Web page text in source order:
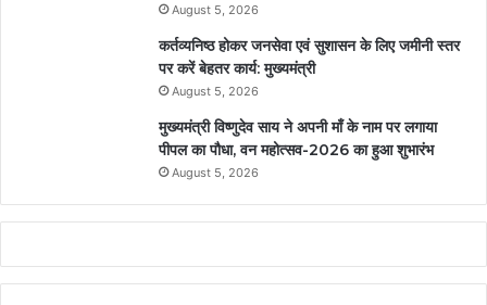
August 5, 2026
कर्तव्यनिष्ठ होकर जनसेवा एवं सुशासन के लिए जमीनी स्तर
पर करें बेहतर कार्य: मुख्यमंत्री
August 5, 2026
मुख्यमंत्री विष्णुदेव साय ने अपनी माँ के नाम पर लगाया
पीपल का पौधा, वन महोत्सव-2026 का हुआ शुभारंभ
August 5, 2026